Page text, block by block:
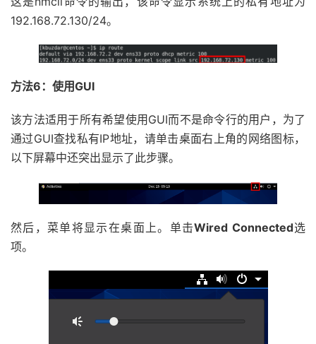
192.168.72.130/24。
方法6：使用GUI
该方法适用于所有希望使用GUI而不是命令行的用户，为了
通过GUI查找私有IP地址，请单击桌面右上角的网络图标，
以下屏幕中还突出显示了此步骤。
然后，菜单将显示在桌面上。单击Wired Connected选
项。